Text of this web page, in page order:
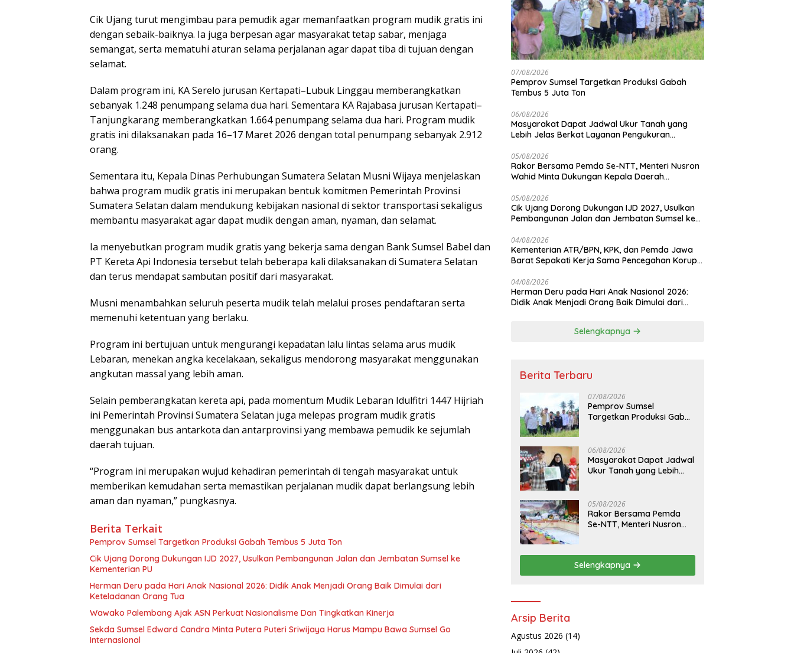
Cik Ujang turut mengimbau para pemudik agar memanfaatkan program mudik gratis ini
dengan sebaik-baiknya. Ia juga berpesan agar masyarakat tetap sabar, menjaga
semangat, serta mematuhi aturan selama perjalanan agar dapat tiba di tujuan dengan
selamat.
Dalam program ini, KA Serelo jurusan Kertapati–Lubuk Linggau memberangkatkan
sebanyak 1.248 penumpang selama dua hari. Sementara KA Rajabasa jurusan Kertapati–
Tanjungkarang memberangkatkan 1.664 penumpang selama dua hari. Program mudik
gratis ini dilaksanakan pada 16–17 Maret 2026 dengan total penumpang sebanyak 2.912
orang.
Sementara itu, Kepala Dinas Perhubungan Sumatera Selatan Musni Wijaya menjelaskan
bahwa program mudik gratis ini merupakan bentuk komitmen Pemerintah Provinsi
Sumatera Selatan dalam mendukung kebijakan nasional di sektor transportasi sekaligus
membantu masyarakat agar dapat mudik dengan aman, nyaman, dan selamat.
Ia menyebutkan program mudik gratis yang bekerja sama dengan Bank Sumsel Babel dan
PT Kereta Api Indonesia tersebut telah beberapa kali dilaksanakan di Sumatera Selatan
dan terus mendapat sambutan positif dari masyarakat.
Musni menambahkan seluruh peserta mudik telah melalui proses pendaftaran serta
memenuhi ketentuan yang berlaku.
Program ini bertujuan untuk mengurangi kepadatan lalu lintas selama arus mudik
Lebaran, menekan angka kecelakaan, sekaligus mendorong masyarakat menggunakan
angkutan massal yang lebih aman.
Selain pemberangkatan kereta api, pada momentum Mudik Lebaran Idulfitri 1447 Hijriah
ini Pemerintah Provinsi Sumatera Selatan juga melepas program mudik gratis
menggunakan bus antarkota dan antarprovinsi yang membawa pemudik ke sejumlah
daerah tujuan.
“Program ini merupakan wujud kehadiran pemerintah di tengah masyarakat untuk
memberikan kemudahan serta memastikan perjalanan mudik dapat berlangsung lebih
aman dan nyaman,” pungkasnya.
Berita Terkait
Pemprov Sumsel Targetkan Produksi Gabah Tembus 5 Juta Ton
Cik Ujang Dorong Dukungan IJD 2027, Usulkan Pembangunan Jalan dan Jembatan Sumsel ke
Kementerian PU
Herman Deru pada Hari Anak Nasional 2026: Didik Anak Menjadi Orang Baik Dimulai dari
Keteladanan Orang Tua
Wawako Palembang Ajak ASN Perkuat Nasionalisme Dan Tingkatkan Kinerja
Sekda Sumsel Edward Candra Minta Putera Puteri Sriwijaya Harus Mampu Bawa Sumsel Go
Internasional
07/08/2026
Pemprov Sumsel Targetkan Produksi Gabah
Tembus 5 Juta Ton
06/08/2026
Masyarakat Dapat Jadwal Ukur Tanah yang
Lebih Jelas Berkat Layanan Pengukuran
05/08/2026
Rakor Bersama Pemda Se-NTT, Menteri Nusron
Wahid Minta Dukungan Kepala Daerah
05/08/2026
Cik Ujang Dorong Dukungan IJD 2027, Usulkan
Pembangunan Jalan dan Jembatan Sumsel ke
04/08/2026
Kementerian ATR/BPN, KPK, dan Pemda Jawa
Barat Sepakati Kerja Sama Pencegahan Korupsi
04/08/2026
Herman Deru pada Hari Anak Nasional 2026:
Didik Anak Menjadi Orang Baik Dimulai dari
Selengkapnya
Berita Terbaru
07/08/2026
Pemprov Sumsel
Targetkan Produksi Gabah
06/08/2026
Masyarakat Dapat Jadwal
Ukur Tanah yang Lebih
05/08/2026
Rakor Bersama Pemda
Se-NTT, Menteri Nusron
Transformasi Layanan
Pertanahan
Selengkapnya
Arsip Berita
Agustus 2026 (14)